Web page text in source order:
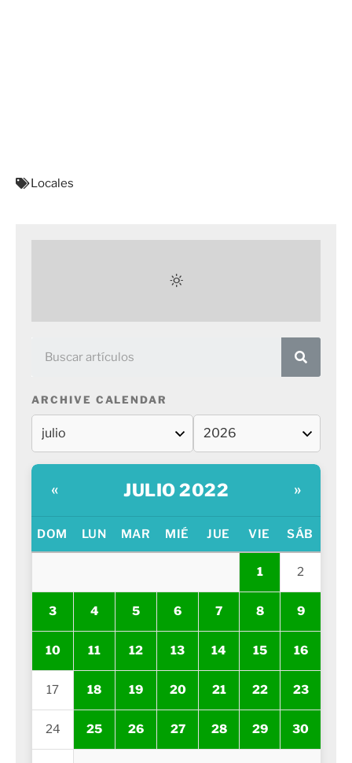
Locales
ARCHIVE CALENDAR
« JULIO 2022 »
DOM LUN MAR MIÉ JUE VIE SÁB
1 2
3 4 5 6 7 8 9
10 11 12 13 14 15 16
17 18 19 20 21 22 23
24 25 26 27 28 29 30